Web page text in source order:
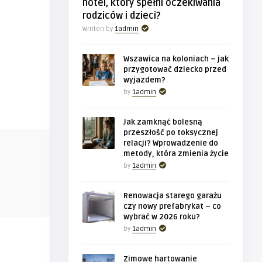
Wszawica na koloniach – jak
przygotować dziecko przed wy ...
BIZNES
Jak
toksycznej
hotel, który spełni oczekiwania
rodziców i dzieci?
Written by 1admin
Wszawica na koloniach – jak
przygotować dziecko przed
wyjazdem?
by 1admin
Jak zamknąć bolesną
przeszłość po toksycznej
relacji? Wprowadzenie do
metody, która zmienia życie
by 1admin
Renowacja starego garażu
czy nowy prefabrykat – co
wybrać w 2026 roku?
by 1admin
Zimowe hartowanie